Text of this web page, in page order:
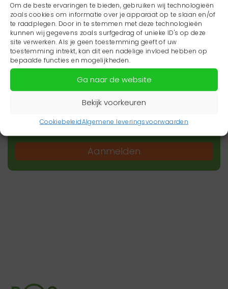
Om de beste ervaringen te bieden, gebruiken wij technologieën
zoals cookies om informatie over je apparaat op te slaan en/of
te raadplegen. Door in te stemmen met deze technologieën
kunnen wij gegevens zoals surfgedrag of unieke ID's op deze
site verwerken. Als je geen toestemming geeft of uw
toestemming intrekt, kan dit een nadelige invloed hebben op
bepaalde functies en mogelijkheden.
Ga naar de website
Bekijk voorkeuren
CookiebeleidAlgemene leveringsvoorwaarden
Wil je niets missen?
Wil je op de hoogte blijven van het laatste
zorgnieuws in jouw regio? Schrijf je dan in voor
onze nieuwsbrief.
Aanmelden